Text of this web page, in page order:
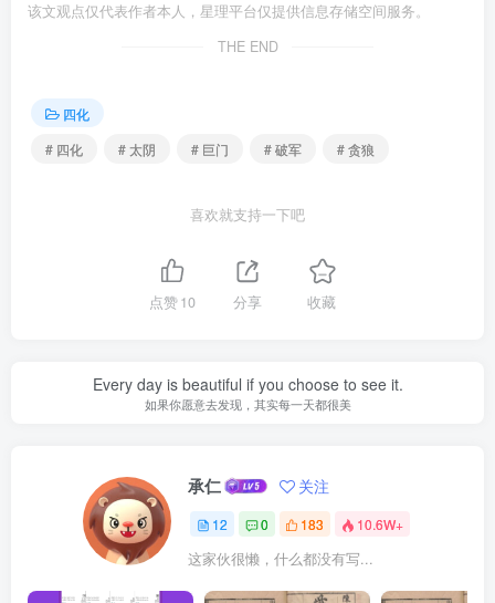
该文观点仅代表作者本人，星理平台仅提供信息存储空间服务。
THE END
四化
# 四化
# 太阴 # 巨门 # 破军 # 贪狼
喜欢就支持一下吧
点赞10 分享 收藏
Every day is beautiful if you choose to see it.
如果你愿意去发现，其实每一天都很美
承仁 关注
12 0 183 10.6W+
这家伙很懒，什么都没有写...